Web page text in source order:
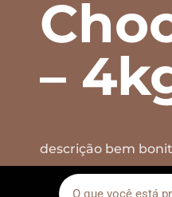
–
descrição bem